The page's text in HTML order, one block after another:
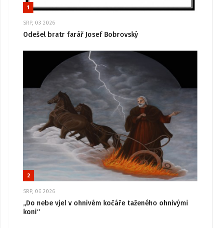
1
SRP, 03 2026
Odešel bratr farář Josef Bobrovský
2
SRP, 06 2026
„Do nebe vjel v ohnivém kočáře taženého ohnivými
koni“